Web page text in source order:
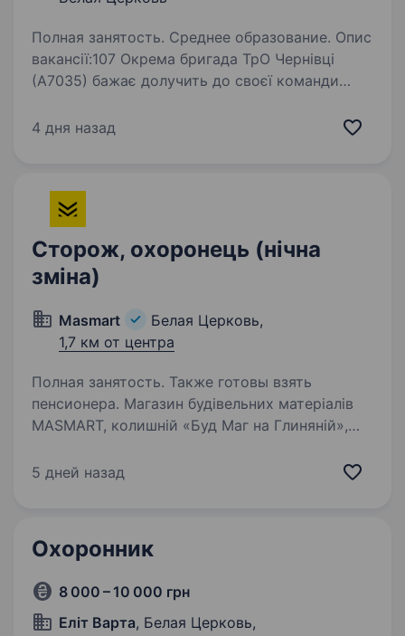
Полная занятость. Среднее образование. Опис
вакансії:107 Окрема бригада ТрО Чернівці
(А7035) бажає долучить до своєї команди
«Оператор відділення збору та обробки
4 дня назад
Сторож, охоронець (нічна
зміна)
Masmart
Белая Церковь,
1,7 км от центра
Полная занятость. Также готовы взять
пенсионера. Магазин будівельних матеріалів
MASMART, колишній «Буд Маг на Глиняній»,
роботи: ніч через дві; в опалювальний сезон —
5 дней назад
Охоронник
8 000 – 10 000 грн
Еліт Варта, Белая Церковь,